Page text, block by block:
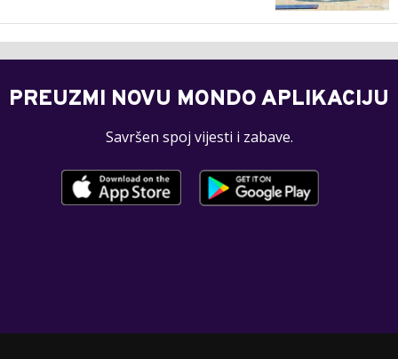
PREUZMI NOVU MONDO APLIKACIJU
Savršen spoj vijesti i zabave.